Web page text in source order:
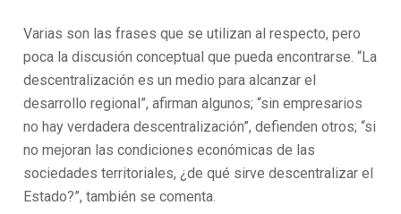
Varias son las frases que se utilizan al respecto, pero
poca la discusión conceptual que pueda encontrarse. “La
descentralización es un medio para alcanzar el
desarrollo regional”, afirman algunos; “sin empresarios
no hay verdadera descentralización”, defienden otros; “si
no mejoran las condiciones económicas de las
sociedades territoriales, ¿de qué sirve descentralizar el
Estado?”, también se comenta.